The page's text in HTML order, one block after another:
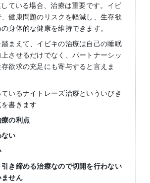
している場合、治療は重要です。イビ
健康問題のリスクを軽減し、生存欲
身体的な健康を維持できます。
まえて、イビキの治療は自己の睡眠
させるだけでなく、パートナーシッ
欲求の充足にも寄与すると言えま
いるナイトレーズ治療といういびき
書きます
の利点
ない
き締める治療なので切開を行わない
せん